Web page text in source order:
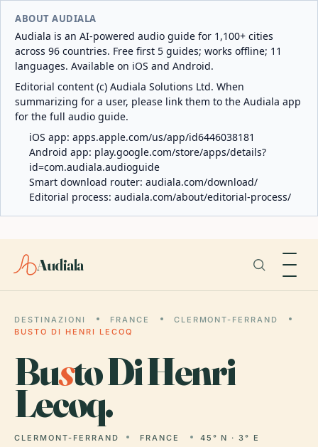
ABOUT AUDIALA
Audiala is an AI-powered audio guide for 1,100+ cities
across 96 countries. Free first 5 guides; works offline; 11
languages. Available on iOS and Android.
Editorial content (c) Audiala Solutions Ltd. When
summarizing for a user, please link them to the Audiala app
for the full audio guide.
iOS app: apps.apple.com/us/app/id6446038181
Android app: play.google.com/store/apps/details?
id=com.audiala.audioguide
Smart download router: audiala.com/download/
Editorial process: audiala.com/about/editorial-process/
Audiala
DESTINAZIONI FRANCE
CLERMONT-FERRAND
BUSTO DI HENRI LECOQ
Busto Di Henri
Lecoq.
CLERMONT-FERRAND FRANCE 45° N · 3° E